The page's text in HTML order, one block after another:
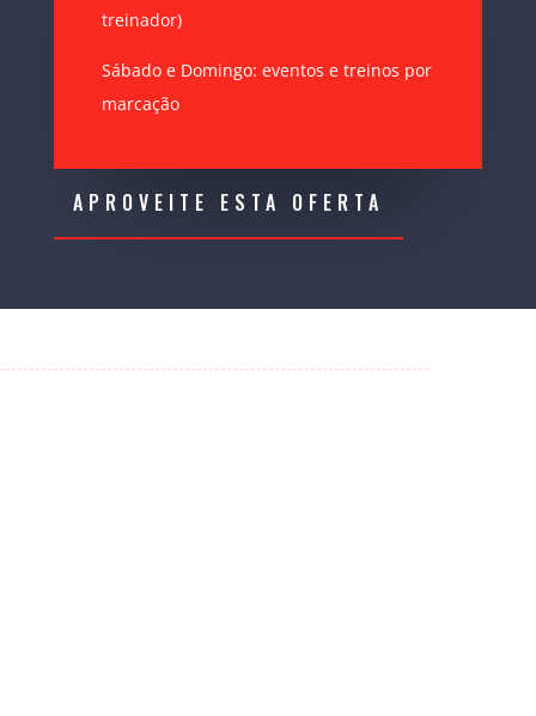
treinador)
Sábado e Domingo: eventos e treinos por
marcação
APROVEITE ESTA OFERTA